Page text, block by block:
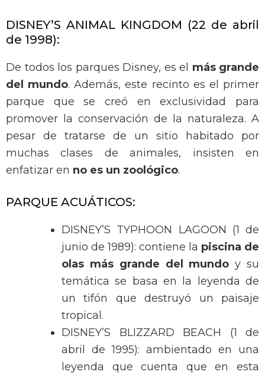
DISNEY’S ANIMAL KINGDOM (22 de abril
de 1998):
De todos los parques Disney, es el más grande
del mundo. Además, este recinto es el primer
parque que se creó en exclusividad para
promover la conservación de la naturaleza. A
pesar de tratarse de un sitio habitado por
muchas clases de animales, insisten en
enfatizar en no es un zoológico.
PARQUE ACUÁTICOS:
DISNEY’S TYPHOON LAGOON (1 de
junio de 1989): contiene la piscina de
olas más grande del mundo y su
temática se basa en la leyenda de
un tifón que destruyó un paisaje
tropical.
DISNEY’S BLIZZARD BEACH (1 de
abril de 1995): ambientado en una
leyenda que cuenta que en esta